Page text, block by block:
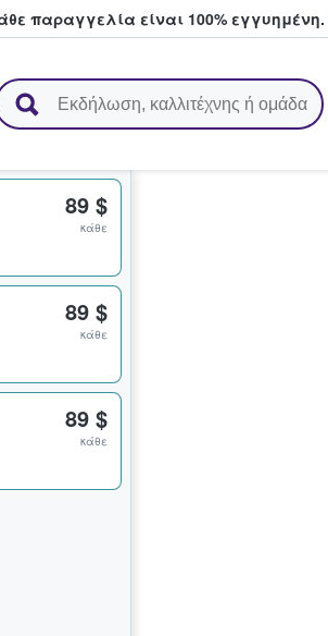
παραγγελία είναι 100% εγγυημένη.
εισιτήρια
89 $
κάθε
89 $
κάθε
89 $
κάθε